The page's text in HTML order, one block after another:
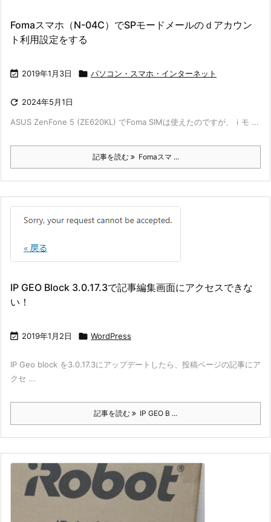
Fomaスマホ（N-04C）でSPモードメールのｄアカウン
ト利用設定をする
 2019年1月3日  パソコン・スマホ・インターネット
 2024年5月1日
ASUS ZenFone 5 (ZE620KL) でFoma SIMは使えたのですが、ｉモ ...
記事を読む Fomaスマ ...
IP GEO Block 3.0.17.3で記事編集画面にアクセスできな
い！
 2019年1月2日  WordPress
IP Geo block を3.0.17.3にアップデートしたら、投稿ページの記事にア
クセ ...
記事を読む IP GEO B ...